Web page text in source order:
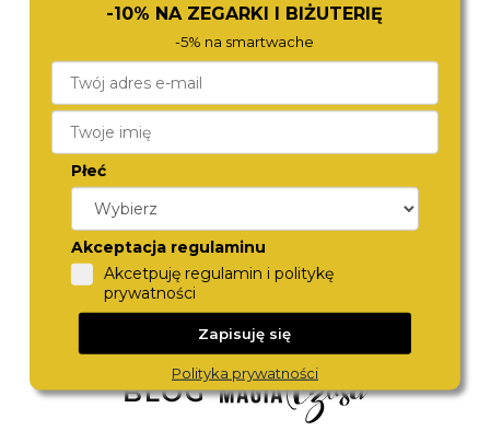
CALVIN KLEIN
25300009
790,-
CALVIN KLEIN
-10% NA ZEGARKI I BIŻUTERIĘ
-5% na smartwache
Płeć
Akceptacja regulaminu
Akcetpuję regulamin i politykę
prywatności
Zapisuję się
Polityka prywatności